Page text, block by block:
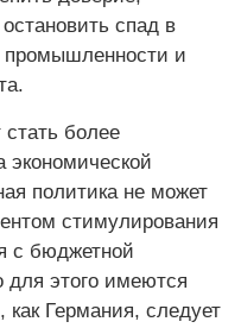
спад в
и
более
экономической
политика не может
стимулирования
с бюджетной
для этого имеются
Германия, следует